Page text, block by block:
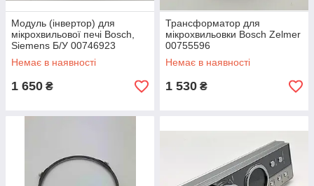
Модуль (інвертор) для
мікрохвильової печі Bosch,
Siemens Б/У 00746923
00708815
Немає в наявності
1 650 ₴
Трансформатор для
мікрохвильовки Bosch Zelmer
00755596
Немає в наявності
1 530 ₴